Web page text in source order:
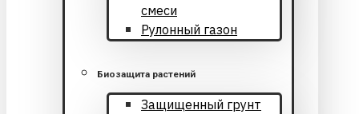
смеси
Рулонный газон
Биозащита растений
Защищенный грунт